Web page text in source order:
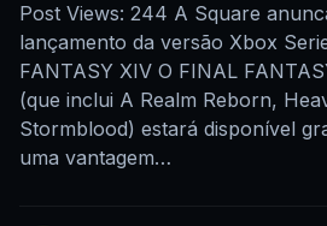
Post Views: 244 A Square
lançamento da versão Xbox
FANTASY XIV O FINAL
(que inclui A Realm Reborn,
Stormblood) estará disponível
uma vantagem…